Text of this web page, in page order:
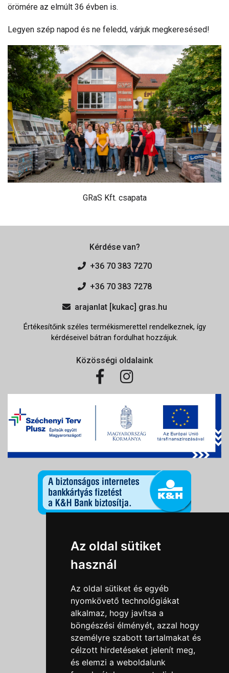
Az oldal sütiket
használ
Az oldal sütiket és egyéb
nyomkövető technológiákat
alkalmaz, hogy javítsa a
böngészési élményét, azzal hogy
személyre szabott tartalmakat és
célzott hirdetéseket jelenít meg,
és elemzi a weboldalunk
örömére az elmúlt 36 évben is.
Legyen szép napod és ne feledd, várjuk megkeresésed!
GRaS Kft. csapata
Kérdése van?
+36 70 383 7270
+36 70 383 7278
arajanlat [kukac] gras.hu
Értékesítőink széles termékismerettel rendelkeznek, így
kérdéseivel bátran fordulhat hozzájuk.
Közösségi oldalaink
Információk
Általános szerződési feltételek
Impresszum
Nyereményjáték szabály
Outlet nap nyereményjáték szabályzat
Süti beállítások
Menü